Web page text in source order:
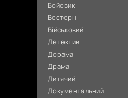
Бойовик
Вестерн
Військовий
Детектив
Дорама
Драма
Дитячий
Документальний